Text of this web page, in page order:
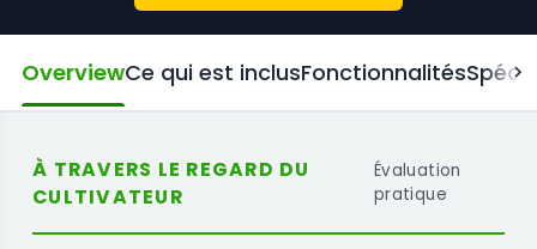
OverviewCe qui est inclusFonctionnalités
À TRAVERS LE REGARD DU
CULTIVATEUR
Évaluation
pratique